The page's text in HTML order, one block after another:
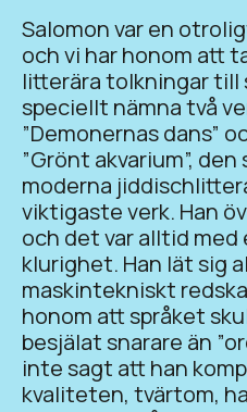
Salomon var en
och vi har honom att
litterära tolkningar till
speciellt nämna två
”Demonernas dans”
”Grönt akvarium”,
moderna
viktigaste verk. Han
och det var alltid med
klurighet. Han lät sig
maskintekniskt
honom att språket
besjälat snarare än
inte sagt att han
kvaliteten, tvärtom,